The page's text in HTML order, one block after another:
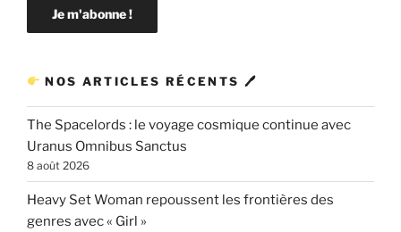
NOS ARTICLES RÉCENTS 🖊
The Spacelords : le voyage cosmique continue avec
Uranus Omnibus Sanctus
8 août 2026
Heavy Set Woman repoussent les frontières des
genres avec « Girl »